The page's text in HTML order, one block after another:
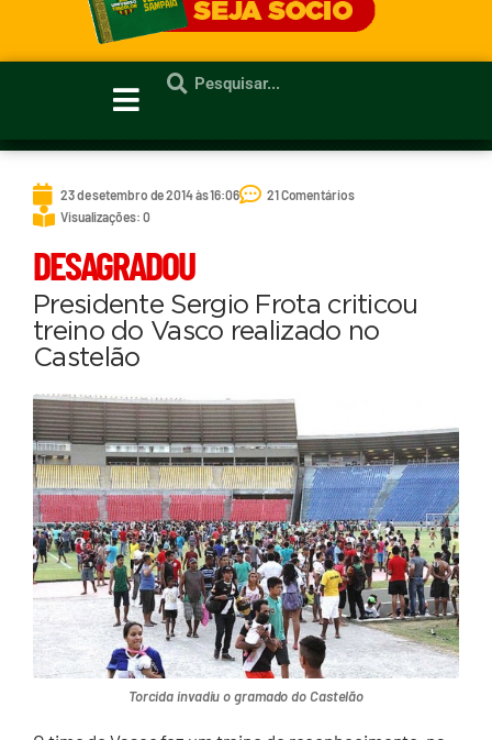
23 de setembro de 2014 às 16:06
21 Comentários
Visualizações: 0
DESAGRADOU
Presidente Sergio Frota criticou
treino do Vasco realizado no
Castelão
Torcida invadiu o gramado do Castelão